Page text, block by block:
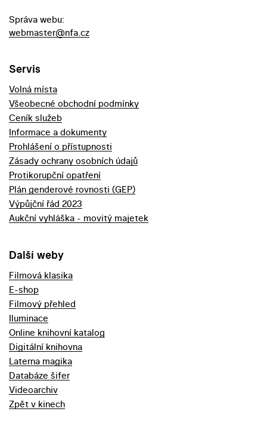
Správa webu:
webmaster@nfa.cz
Servis
Volná místa
Všeobecné obchodní podmínky
Ceník služeb
Informace a dokumenty
Prohlášení o přístupnosti
Zásady ochrany osobních údajů
Protikorupční opatření
Plán genderové rovnosti (GEP)
Výpůjční řád 2023
Aukční vyhláška - movitý majetek
Další weby
Filmová klasika
E-shop
Filmový přehled
Iluminace
Online knihovní katalog
Digitální knihovna
Laterna magika
Databáze šifer
Videoarchiv
Zpět v kinech